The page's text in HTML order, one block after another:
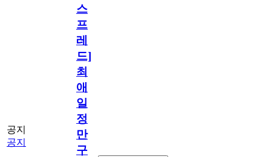
공지
공지
스
프
레
드]
최
애
일
정
만
구